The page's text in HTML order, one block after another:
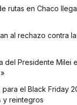
rutas en Chaco
al rechazo contra
del Presidente Milei
el Black Friday
y reintegros